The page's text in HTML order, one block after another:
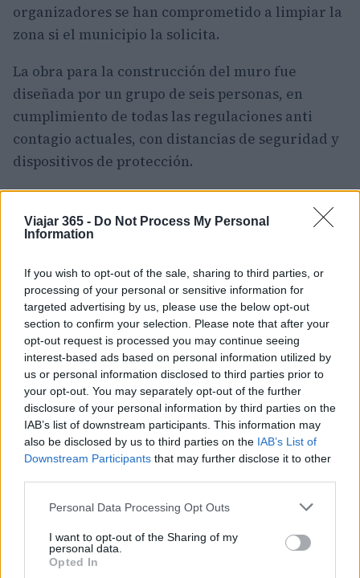
Viajar 365 - Do Not Process My Personal
Information
If you wish to opt-out of the sale, sharing to third parties, or
processing of your personal or sensitive information for
targeted advertising by us, please use the below opt-out
section to confirm your selection. Please note that after your
opt-out request is processed you may continue seeing
interest-based ads based on personal information utilized by
us or personal information disclosed to third parties prior to
your opt-out. You may separately opt-out of the further
disclosure of your personal information by third parties on the
IAB’s list of downstream participants. This information may
also be disclosed by us to third parties on the IAB’s List of
Downstream Participants that may further disclose it to other
Please note that this website/app uses one or more Google
not limited to your visit or usage behaviour. You may click to
grant or deny consent to Google and its third-party tags to
use your data for below specified purposes in below Google
Personal Data Processing Opt Outs
I want to opt-out of the Sharing of my
personal data.
Opted In
organizadores se han comprometido a limpiar la
zona si el municipio la solicita.
La obra para la construcción del muro fue
diseñada por un grupo de seis personas, en
cumplimiento de todas las regulaciones anti
contagio actuales, con distancias de seguridad y
dispositivos de protección.
AUTOR
Redacción Viajar365.com